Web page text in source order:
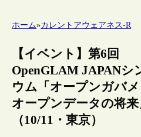
ホーム»カレントアウェアネス-R
【イベント】第6回
OpenGLAM JAPANシ
ウム「オープンガバメ
オープンデータの将来
（10/11・東京）